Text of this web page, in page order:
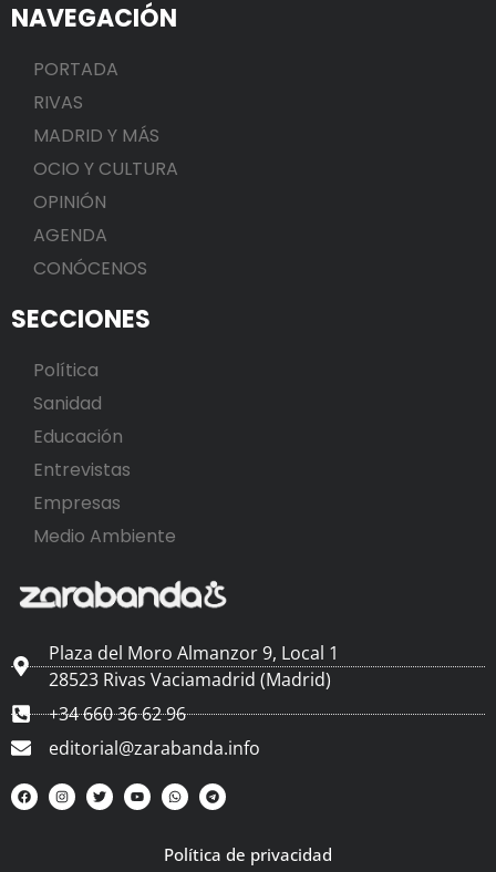
NAVEGACIÓN
PORTADA
RIVAS
MADRID Y MÁS
OCIO Y CULTURA
OPINIÓN
AGENDA
CONÓCENOS
SECCIONES
Política
Sanidad
Educación
Entrevistas
Empresas
Medio Ambiente
Plaza del Moro Almanzor 9, Local 1
28523 Rivas Vaciamadrid (Madrid)
+34 660 36 62 96
editorial@zarabanda.info
Política de privacidad